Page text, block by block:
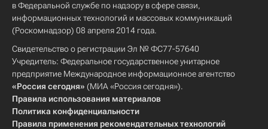
в Федеральной службе по надзору в сфере связи,
информационных технологий и массовых коммуникаций
(Роскомнадзор) 08 апреля 2014 года.
Свидетельство о регистрации Эл № ФС77-57640
Учредитель: Федеральное государственное унитарное
предприятие Международное информационное агентство
«Россия сегодня» (МИА «Россия сегодня»).
Правила использования материалов
Политика конфиденциальности
Правила применения рекомендательных технологий